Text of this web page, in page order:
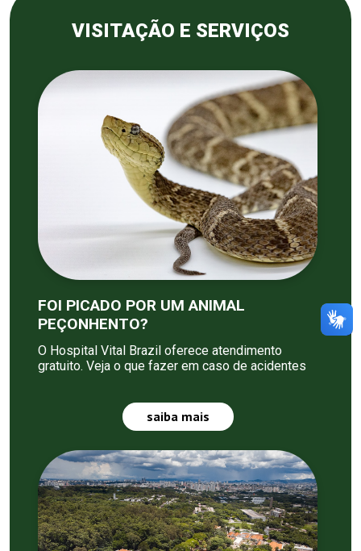
VISITAÇÃO E SERVIÇOS
FOI PICADO POR UM ANIMAL
PEÇONHENTO?
O Hospital Vital Brazil oferece atendimento
gratuito. Veja o que fazer em caso de acidentes
saiba mais